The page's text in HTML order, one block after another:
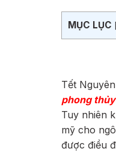
MỤC LỤC
Tết
phong thủy
Tuy nhiên
mỹ cho
được điều